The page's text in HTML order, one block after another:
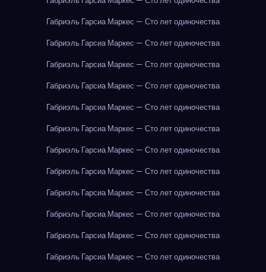
Габриэль Гарсиа Маркес — Сто лет одиночества
Габриэль Гарсиа Маркес — Сто лет одиночества
Габриэль Гарсиа Маркес — Сто лет одиночества
Габриэль Гарсиа Маркес — Сто лет одиночества
Габриэль Гарсиа Маркес — Сто лет одиночества
Габриэль Гарсиа Маркес — Сто лет одиночества
Габриэль Гарсиа Маркес — Сто лет одиночества
Габриэль Гарсиа Маркес — Сто лет одиночества
Габриэль Гарсиа Маркес — Сто лет одиночества
Габриэль Гарсиа Маркес — Сто лет одиночества
Габриэль Гарсиа Маркес — Сто лет одиночества
Габриэль Гарсиа Маркес — Сто лет одиночества